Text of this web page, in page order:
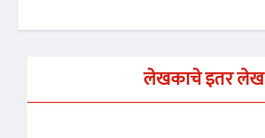
लेखकाचे इतर लेख